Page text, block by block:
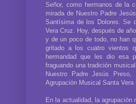
Señor, como hermanos de la
mirada de Nuestro Padre
Santísima de los Dolores. Se
Vera Cruz. Hoy, después de
y de un poco de todo, no han
gritado a los cuatro vientos
hermandad que les dio esa
fraguando una tradición
Nuestro Padre Jesús
Agrupación Musical Santa Vera
En la actualidad, la